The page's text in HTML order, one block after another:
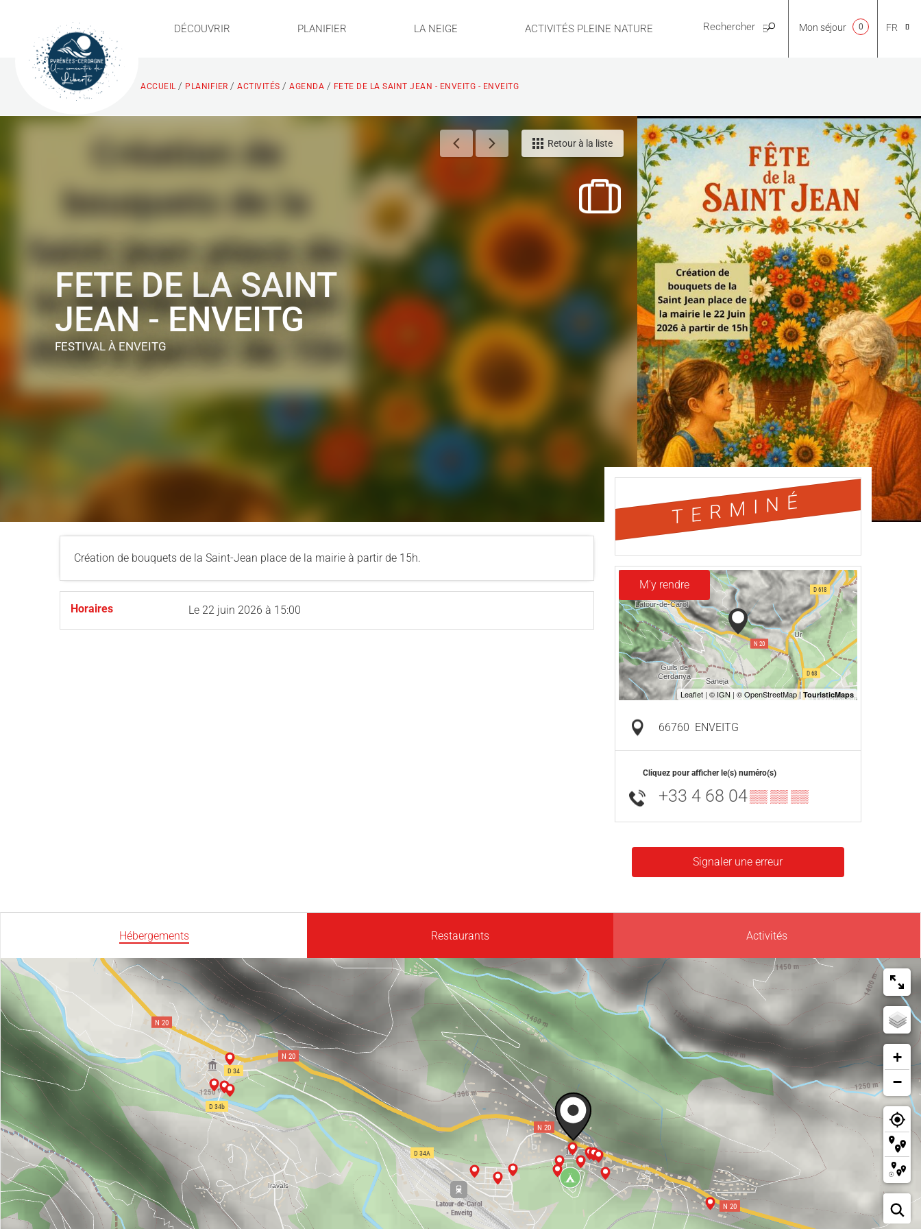
DÉCOUVRIR PLANIFIER LA NEIGE ACTIVITÉS PLEINE NATURE PRATIQUE
NL
FR
ES
Mon séjour 0
ACCUEIL / PLANIFIER / ACTIVITÉS / AGENDA / FETE DE LA SAINT JEAN - ENVEITG - ENVEITG
Retour à la liste
FETE DE LA SAINT
JEAN - ENVEITG
FESTIVAL À ENVEITG
Création de bouquets de la Saint-Jean place de la mairie à partir de 15h.
Horaires Le 22 juin 2026 à 15:00
TERMINÉ
M'y rendre
66760 ENVEITG
Cliquez pour afficher le(s) numéro(s)
+33 4 68 04▒▒ ▒▒ ▒▒
Signaler une erreur
Hébergements Restaurants Activités
+
−